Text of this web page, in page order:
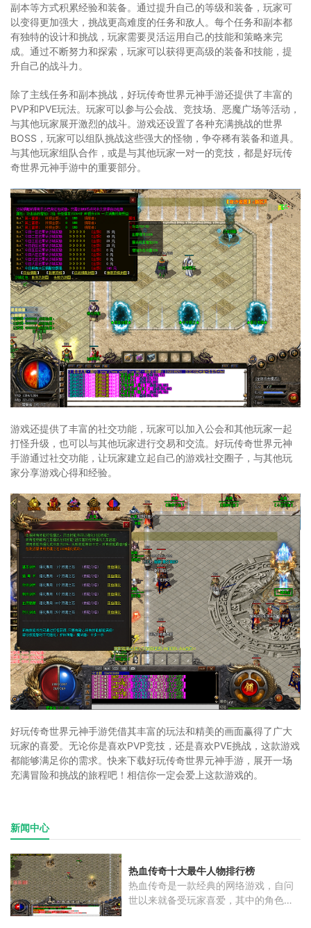
副本等方式积累经验和装备。通过提升自己的等级和装备，玩家可
以变得更加强大，挑战更高难度的任务和敌人。每个任务和副本都
有独特的设计和挑战，玩家需要灵活运用自己的技能和策略来完
成。通过不断努力和探索，玩家可以获得更高级的装备和技能，提
升自己的战斗力。
除了主线任务和副本挑战，好玩传奇世界元神手游还提供了丰富的
PVP和PVE玩法。玩家可以参与公会战、竞技场、恶魔广场等活动，
与其他玩家展开激烈的战斗。游戏还设置了各种充满挑战的世界
BOSS，玩家可以组队挑战这些强大的怪物，争夺稀有装备和道具。
与其他玩家组队合作，或是与其他玩家一对一的竞技，都是好玩传
奇世界元神手游中的重要部分。
游戏还提供了丰富的社交功能，玩家可以加入公会和其他玩家一起
打怪升级，也可以与其他玩家进行交易和交流。好玩传奇世界元神
手游通过社交功能，让玩家建立起自己的游戏社交圈子，与其他玩
家分享游戏心得和经验。
好玩传奇世界元神手游凭借其丰富的玩法和精美的画面赢得了广大
玩家的喜爱。无论你是喜欢PVP竞技，还是喜欢PVE挑战，这款游戏
都能够满足你的需求。快来下载好玩传奇世界元神手游，展开一场
充满冒险和挑战的旅程吧！相信你一定会爱上这款游戏的。
新闻中心
热血传奇十大最牛人物排行榜
热血传奇是一款经典的网络游戏，自问
世以来就备受玩家喜爱，其中的角色更